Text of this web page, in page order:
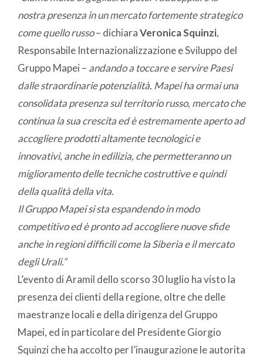
nostra presenza in un mercato fortemente strategico
come quello russo– dichiaraVeronica Squinzi,
Responsabile Internazionalizzazione e Sviluppo del
Gruppo Mapei – andando a toccare e servire Paesi
dalle straordinarie potenzialità. Mapei ha ormai una
consolidata presenza sul territorio russo, mercato che
continua la sua crescita ed è estremamente aperto ad
accogliere prodotti altamente tecnologici e
innovativi, anche in edilizia, che permetteranno un
miglioramento delle tecniche costruttive e quindi
della qualità della vita.
Il Gruppo Mapei si sta espandendo in modo
competitivo ed è pronto ad accogliere nuove sfide
anche in regioni difficili come la Siberia e il mercato
degli Urali.”
L’evento di Aramil dello scorso 30 luglio ha visto la
presenza dei clienti della regione, oltre che delle
maestranze locali e della dirigenza del Gruppo
Mapei, ed in particolare del Presidente Giorgio
Squinzi che ha accolto per l’inaugurazione le autorita